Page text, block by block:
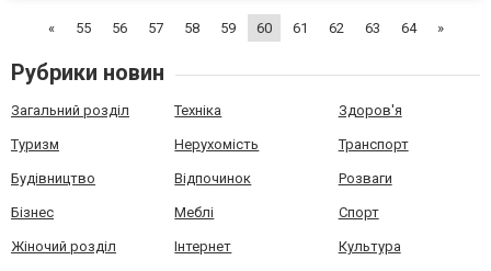
краткосроч...
« 55 56 57 58 59 60 61 62 63 64 »
Рубрики новин
Загальний розділ Техніка Здоров'я
Туризм Нерухомість Транспорт
Будівництво Відпочинок Розваги
Бізнес Меблі Спорт
Жіночий розділ Інтернет Культура